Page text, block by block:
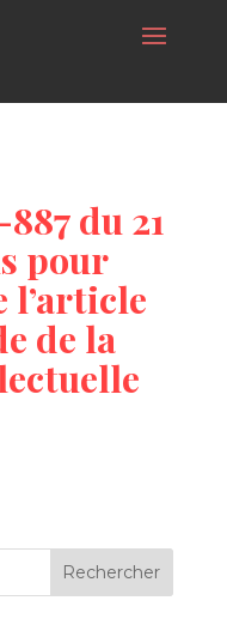
du 21
pour
l’article
de la